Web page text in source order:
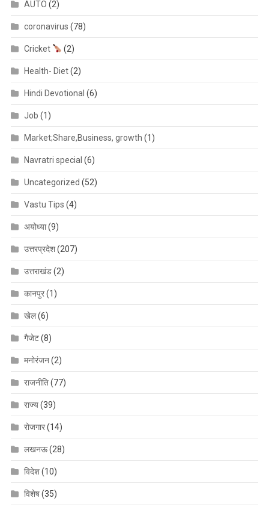
AUTO (2)
coronavirus (78)
Cricket (2)
Health- Diet(2)
Hindi Devotional (6)
Job (1)
Market;Share,Business, growth (1)
Navratri special (6)
Uncategorized (52)
Vastu Tips (4)
अयोध्या(9)
उत्तरप्रदेश(207)
उत्तराखंड(2)
कानपुर(1)
खेल(6)
गैजेट(8)
मनोरंजन(2)
राजनीति(77)
राज्य(39)
रोजगार(14)
लखनऊ(28)
विदेश(10)
विशेष(35)